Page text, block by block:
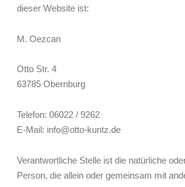
dieser Website ist:
M. Oezcan
Otto Str. 4
63785 Obernburg
Telefon: 06022 / 9262
E-Mail: info@otto-kuntz.de
Verantwortliche Stelle ist die natürliche
Person, die allein oder gemeinsam mit